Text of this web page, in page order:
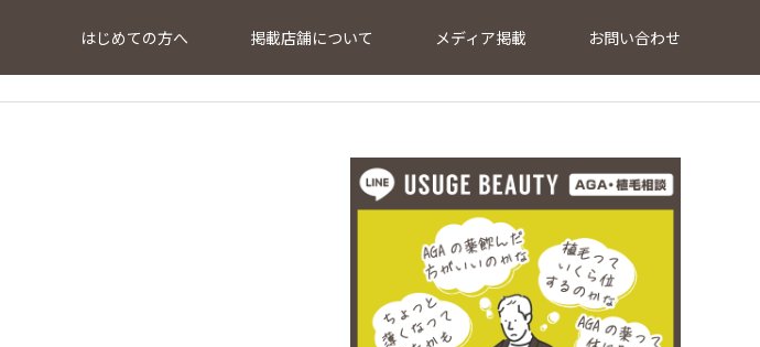
はじめての方へ 掲載店舗について メディア掲載 お問い合わせ